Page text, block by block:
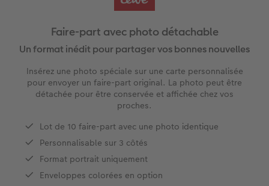
Livre photo Carré
Livre photo A5 Paysage
Album photo lin ou cuir
Thèmes d'albums photo
Album photo voyage
Livre photo de l’année
Tirage photo carrés
Tirage photo rétro
Poster photo
Agrandissement photo
Stickers personnalisés
Lot de photos
Photo sous plexi
Photo sur carton mousse
Cadres photo
Pêle-mêle photo
Porte-poster en bois
Cadre multi photos
Boule à neige personnalisée
E-carte cadeau PHOTO E.Leclerc
Jeux personnalisés
Décoration personnalisée
Magnets photo
Textiles personnalisés
Carte remerciement
Cartes évènement avec rabat
Faire-part avec photo détachable
E.Leclerc
Faire-part avec photo détachable
Un format inédit pour partager vos bonnes nouvelles
Insérez une photo spéciale sur une carte personnalisée
pour envoyer un faire-part original. La photo peut être
détachée pour être conservée et affichée chez vos
proches.
Lot de 10 faire-part avec une photo identique
Personnalisable sur 3 côtés
Format portrait uniquement
Enveloppes colorées en option